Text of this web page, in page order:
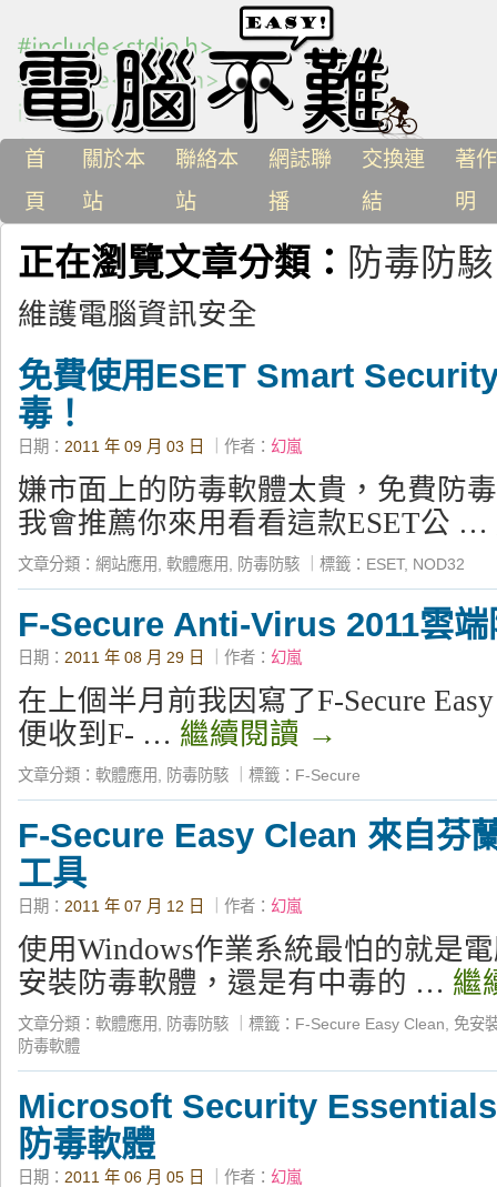
首
頁
關於本
站
聯絡本
站
網誌聯
播
交換連
結
著
明
正在瀏覽文章分類： 防毒防駭
維護電腦資訊安全
免費使用ESET Smart
毒！
日期： 2011 年 09 月 03 日 ｜作者： 幻嵐
嫌市面上的防毒軟體太貴，免費防
我會推薦你來用看看這款ESET公 …
文章分類： 網站應用 軟體應用 防毒防駭 標籤： ESET, NOD32
F-Secure Anti-Virus 2011雲端
日期： 2011 年 08 月 29 日 ｜作者： 幻嵐
在上個半月前我因寫了F-Secure
便收到F- … 繼續閱讀 →
文章分類： 軟體應用 防毒防駭 標籤： F-Secure
F-Secure Easy Clean 來自芬
工具
日期： 2011 年 07 月 12 日 ｜作者： 幻嵐
使用Windows作業系統最怕的就是
安裝防毒軟體，還是有中毒的 … 繼
文章分類： 軟體應用 防毒防駭 標籤： F-Secure Easy Clean
免安
防毒軟體
Microsoft Security Essentials
防毒軟體
日期： 2011 年 06 月 05 日 ｜作者： 幻嵐